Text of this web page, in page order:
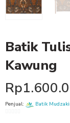
Batik
Kawung
Rp
Penjual: Batik